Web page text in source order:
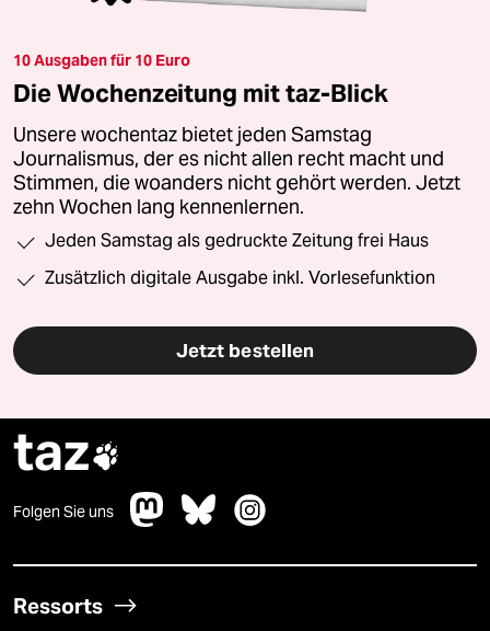
10 Ausgaben für 10 Euro
Die Wochenzeitung mit taz-Blick
Unsere wochentaz bietet jeden Samstag
Journalismus, der es nicht allen recht macht und
Stimmen, die woanders nicht gehört werden. Jetzt
zehn Wochen lang kennenlernen.
Jeden Samstag als gedruckte Zeitung frei Haus
Zusätzlich digitale Ausgabe inkl. Vorlesefunktion
Jetzt bestellen
taz
Folgen Sie uns
Ressorts